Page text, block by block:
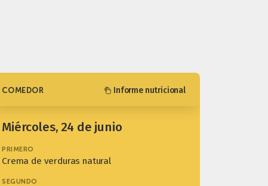
COMEDOR Informe nutricional
miércoles, 24 de junio
PRIMERO
Crema de verduras natural
SEGUNDO